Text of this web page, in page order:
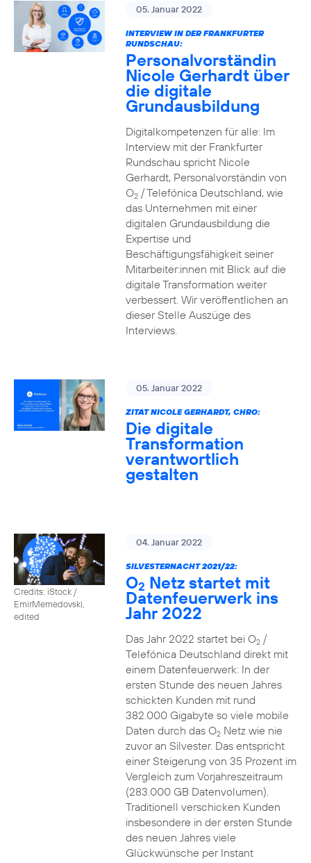
05. Januar 2022
INTERVIEW IN DER FRANKFURTER
RUNDSCHAU:
Personalvorständin
Nicole Gerhardt über
die digitale
Grundausbildung
Digitalkompetenzen für alle: Im
Interview mit der Frankfurter
Rundschau spricht Nicole
Gerhardt, Personalvorständin von
O2/ Telefónica Deutschland, wie
das Unternehmen mit einer
digitalen Grundausbildung die
Expertise und
Beschäftigungsfähigkeit seiner
Mitarbeiter:innen mit Blick auf die
digitale Transformation weiter
verbessert. Wir veröffentlichen an
dieser Stelle Auszüge des
Interviews.
05. Januar 2022
ZITAT NICOLE GERHARDT, CHRO:
Die digitale
Transformation
verantwortlich
gestalten
Credits: iStock /
EmirMemedovski,
edited
04. Januar 2022
SILVESTERNACHT 2021/22:
O2 Netz startet mit
Datenfeuerwerk ins
Jahr 2022
Das Jahr 2022 startet bei O2/
Telefónica Deutschland direkt mit
einem Datenfeuerwerk: In der
ersten Stunde des neuen Jahres
schickten Kunden mit rund
382.000 Gigabyte so viele mobile
Daten durch das O2Netz wie nie
zuvor an Silvester. Das entspricht
einer Steigerung von 35 Prozent im
Vergleich zum Vorjahreszeitraum
(283.000 GB Datenvolumen).
Traditionell verschicken Kunden
insbesondere in der ersten Stunde
des neuen Jahres viele
Glückwünsche per Instant